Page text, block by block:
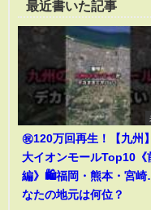
最近書いた記事
㊗️120万回再生！【九州
大イオンモールTop10《
編》🛍️福岡・熊本・宮
なたの地元は何位？